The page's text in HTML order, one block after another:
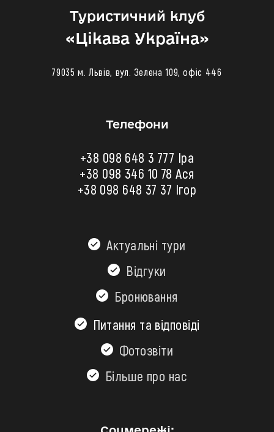
Туристичний клуб
«‎Цікава Україна»
79035 м. Львів, вул. Зелена 109, офіс 446
Телефони
+38 098 648 3 777 Іра
+38 098 346 10 78 Ася
+38 098 648 37 37 Ігор
Актуальні тури
Відгуки
Бронювання
Питання та відповіді
Фотозвіти
Більшe про нас